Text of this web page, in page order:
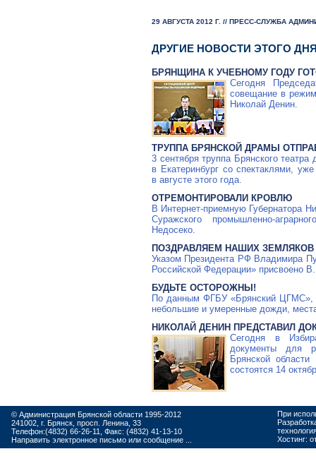
29 АВГУСТА 2012 Г. // ПРЕСС-СЛУЖБА
ДРУГИЕ НОВОСТИ ЭТОГО
БРЯНЩИНА К УЧЕБНОМУ ГОДУ
Сегодня
совещание в
Николай Денин.
ТРУППА БРЯНСКОЙ ДРАМЫ
3 сентября труппа Брянского
в Екатеринбург со спектаклями,
в августе этого года.
ОТРЕМОНТИРОВАЛИ КРОВЛЮ
В Интернет-приемную Губернатора
Суражского промышленно-аграрного
Недосеко.
ПОЗДРАВЛЯЕМ НАШИХ
Указом Президента РФ Владимира
Российской Федерации» присвоено
БУДЬТЕ ОСТОРОЖНЫ!
По данным ФГБУ «Брянский ЦГМС»,
небольшие и умеренные дожди,
НИКОЛАЙ ДЕНИН ПРЕДСТАВИЛ
Сегодня в
документы для
Брянской
состоятся 14
© Администрация Брянской области 1995-2012
241002, г. Брянск, просп. Ленина, 33
Телефон:(4832) 66-26-11, Факс: (4832) 41-13-10
Направить электронное письмо или сообщение ...
При
Хостинг: